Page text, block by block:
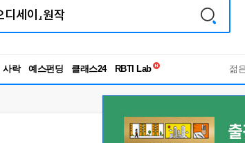
사락 예스펀딩 클래스24
RBTI Lab
독서유형검사
젊